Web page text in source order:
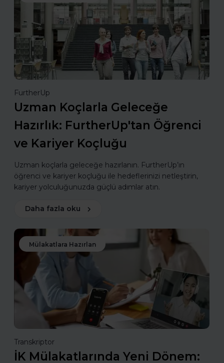
FurtherUp
Uzman Koçlarla Geleceğe
Hazırlık: FurtherUp'tan Öğrenci
ve Kariyer Koçluğu
Uzman koçlarla geleceğe hazırlanın. FurtherUp’ın
öğrenci ve kariyer koçluğu ile hedeflerinizi netleştirin,
kariyer yolculuğunuzda güçlü adımlar atın.
Daha fazla oku
Mülakatlara Hazırlan
Transkriptor
İK Mülakatlarında Yeni Dönem: